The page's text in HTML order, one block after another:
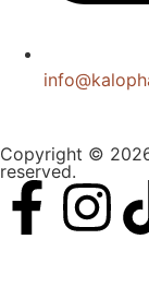
Copyright © 2026
reserved.